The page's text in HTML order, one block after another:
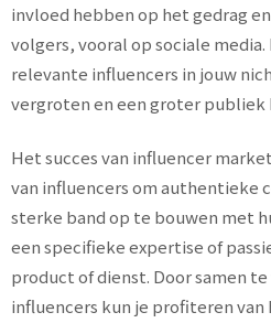
invloed hebben op het gedrag
volgers, vooral op sociale
relevante influencers in jouw
vergroten en een groter publiek
Het succes van influencer
van influencers om authentieke
sterke band op te bouwen met
een specifieke expertise of
product of dienst. Door samen
influencers kun je profiteren van